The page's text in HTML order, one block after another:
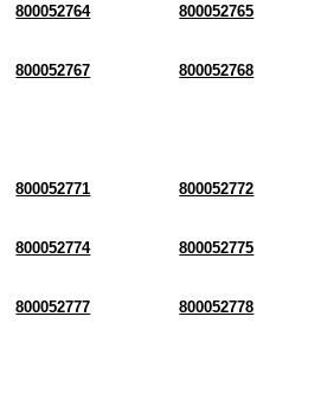
800052764 800052765
800052767 800052768
800052771 800052772
800052774 800052775
800052777 800052778